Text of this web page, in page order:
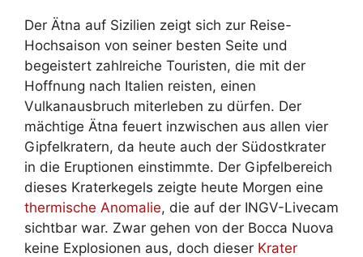
Der Ätna auf Sizilien zeigt sich zur Reise-
Hochsaison von seiner besten Seite und
begeistert zahlreiche Touristen, die mit der
Hoffnung nach Italien reisten, einen
Vulkanausbruch miterleben zu dürfen. Der
mächtige Ätna feuert inzwischen aus allen vier
Gipfelkratern, da heute auch der Südostkrater
in die Eruptionen einstimmte. Der Gipfelbereich
dieses Kraterkegels zeigte heute Morgen eine
thermische Anomalie, die auf der INGV-Livecam
sichtbar war. Zwar gehen von der Bocca Nuova
keine Explosionen aus, doch dieser Krater